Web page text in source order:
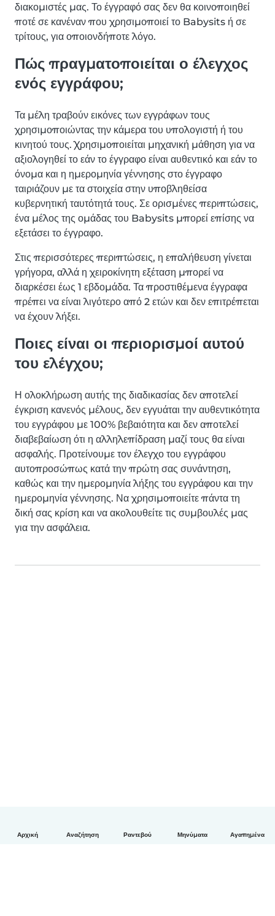
Αρχική Αναζήτηση Ραντεβού Μηνύματα Αγαπημένα
διακομιστές μας. Το έγγραφό σας δεν θα κοινοποιηθεί
ποτέ σε κανέναν που χρησιμοποιεί το Babysits ή σε
τρίτους, για οποιονδήποτε λόγο.
Πώς πραγματοποιείται ο έλεγχος
ενός εγγράφου;
Τα μέλη τραβούν εικόνες των εγγράφων τους
χρησιμοποιώντας την κάμερα του υπολογιστή ή του
κινητού τους. Χρησιμοποιείται μηχανική μάθηση για να
αξιολογηθεί το εάν το έγγραφο είναι αυθεντικό και εάν το
όνομα και η ημερομηνία γέννησης στο έγγραφο
ταιριάζουν με τα στοιχεία στην υποβληθείσα
κυβερνητική ταυτότητά τους. Σε ορισμένες περιπτώσεις,
ένα μέλος της ομάδας του Babysits μπορεί επίσης να
εξετάσει το έγγραφο.
Στις περισσότερες περιπτώσεις, η επαλήθευση γίνεται
γρήγορα, αλλά η χειροκίνητη εξέταση μπορεί να
διαρκέσει έως 1 εβδομάδα. Τα προστιθέμενα έγγραφα
πρέπει να είναι λιγότερο από 2 ετών και δεν επιτρέπεται
να έχουν λήξει.
Ποιες είναι οι περιορισμοί αυτού
του ελέγχου;
Η ολοκλήρωση αυτής της διαδικασίας δεν αποτελεί
έγκριση κανενός μέλους, δεν εγγυάται την αυθεντικότητα
του εγγράφου με 100% βεβαιότητα και δεν αποτελεί
διαβεβαίωση ότι η αλληλεπίδραση μαζί τους θα είναι
ασφαλής. Προτείνουμε τον έλεγχο του εγγράφου
αυτοπροσώπως κατά την πρώτη σας συνάντηση,
καθώς και την ημερομηνία λήξης του εγγράφου και την
ημερομηνία γέννησης. Να χρησιμοποιείτε πάντα τη
δική σας κρίση και να ακολουθείτε τις συμβουλές μας
για την ασφάλεια.